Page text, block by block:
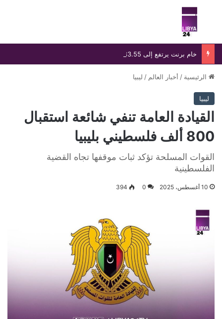
بحث عن
خام برنت يرتفع إلى 83.55 دولارًا رغم خسارة أسبوعية تتجاوز 8%
الرئيسية / أخبار العالم / ليبيا
ليبيا
القيادة العامة تنفي شائعة استقبال
800 ألف فلسطيني بليبيا
القوات المسلحة تؤكد ثبات موقفها تجاه القضية
الفلسطينية
10 أغسطس، 2025 0
394